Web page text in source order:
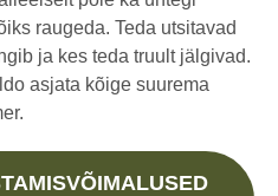
raugeda. Teda utsitavad
ja kes teda truult jälgivad.
asjata kõige suurema